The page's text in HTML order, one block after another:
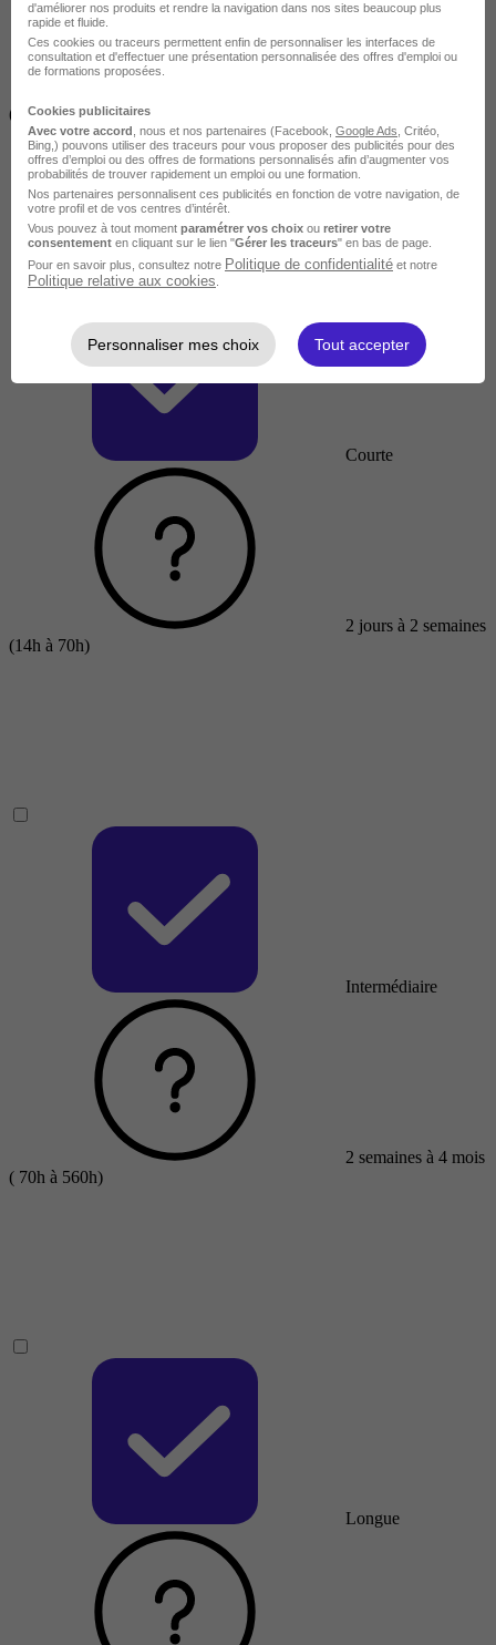
(14h)
Courte
2 jours à 2 semaines
(14h à 70h)
Intermédiaire
2 semaines à 4 mois
( 70h à 560h)
Longue
d'améliorer nos produits et rendre la navigation dans nos sites beaucoup plus
rapide et fluide.
Ces cookies ou traceurs permettent enfin de personnaliser les interfaces de
consultation et d'effectuer une présentation personnalisée des offres d'emploi ou
de formations proposées.
Cookies publicitaires
Avec votre accord , nous et nos partenaires (Facebook, Google Ads , Critéo,
Bing,) pouvons utiliser des traceurs pour vous proposer des publicités pour des
offres d’emploi ou des offres de formations personnalisés afin d’augmenter vos
probabilités de trouver rapidement un emploi ou une formation.
Nos partenaires personnalisent ces publicités en fonction de votre navigation, de
votre profil et de vos centres d’intérêt.
Vous pouvez à tout moment paramétrer vos choix ou retirer votre
consentement en cliquant sur le lien "Gérer les traceurs" en bas de page.
Pour en savoir plus, consultez notre Politique de confidentialité et notre
Politique relative aux cookies
Personnaliser mes choix Tout accepter